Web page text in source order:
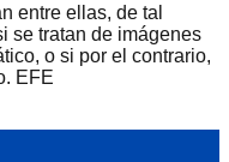
entre ellas, de tal
se tratan de imágenes
o si por el contrario,
EFE